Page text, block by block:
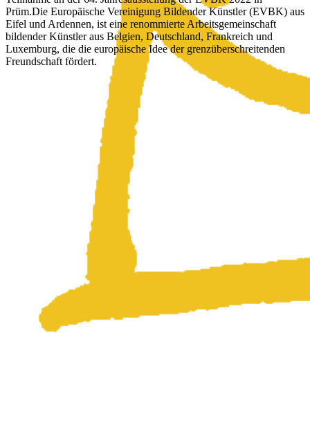
Prüm.Die Europäische Vereinigung Bildender Künstler (EVBK) aus
Eifel und Ardennen, ist eine renommierte Arbeitsgemeinschaft
bildender Künstler aus Belgien, Deutschland, Frankreich und
Luxemburg, die die europäische Idee der grenzüberschreitenden
Freundschaft fördert.